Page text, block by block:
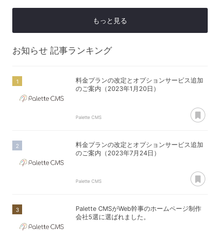
もっと見る
お知らせ 記事ランキング
料金プランの改定とオプションサービス追加
のご案内（2023年1月20日）
Palette CMS
料金プランの改定とオプションサービス追加
のご案内（2023年7月24日）
Palette CMS
Palette CMSがWeb幹事のホームページ制作
会社5選に選ばれました。